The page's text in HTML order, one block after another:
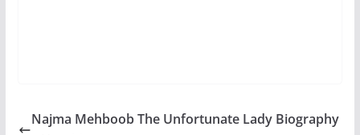
Najma Mehboob The Unfortunate Lady Biography